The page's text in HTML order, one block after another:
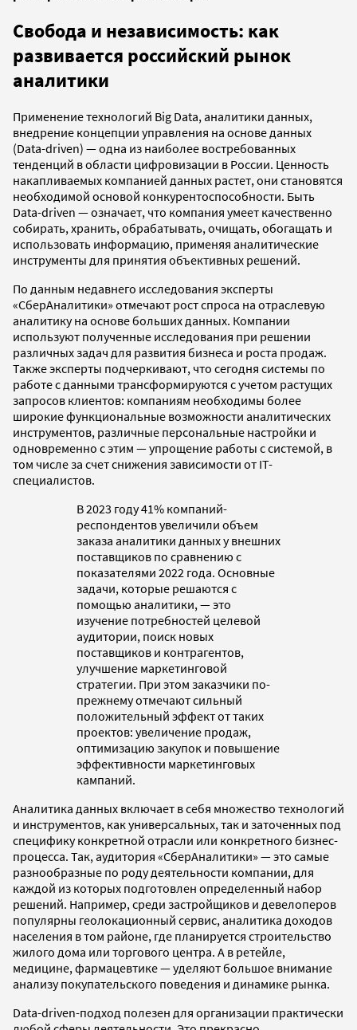
Свобода и независимость: как
развивается российский рынок
аналитики
Применение технологий Big Data, аналитики данных,
внедрение концепции управления на основе данных
(Data-driven) — одна из наиболее востребованных
тенденций в области цифровизации в России. Ценность
накапливаемых компанией данных растет, они становятся
необходимой основой конкурентоспособности. Быть
Data-driven — означает, что компания умеет качественно
собирать, хранить, обрабатывать, очищать, обогащать и
использовать информацию, применяя аналитические
инструменты для принятия объективных решений.
По данным недавнего исследования эксперты
«СберАналитики» отмечают рост спроса на отраслевую
аналитику на основе больших данных. Компании
используют полученные исследования при решении
различных задач для развития бизнеса и роста продаж.
Также эксперты подчеркивают, что сегодня системы по
работе с данными трансформируются с учетом растущих
запросов клиентов: компаниям необходимы более
широкие функциональные возможности аналитических
инструментов, различные персональные настройки и
одновременно с этим — упрощение работы с системой, в
том числе за счет снижения зависимости от IТ-
специалистов.
В 2023 году 41% компаний-
респондентов увеличили объем
заказа аналитики данных у внешних
поставщиков по сравнению с
показателями 2022 года. Основные
задачи, которые решаются с
помощью аналитики, — это
изучение потребностей целевой
аудитории, поиск новых
поставщиков и контрагентов,
улучшение маркетинговой
стратегии. При этом заказчики по-
прежнему отмечают сильный
положительный эффект от таких
проектов: увеличение продаж,
оптимизацию закупок и повышение
эффективности маркетинговых
кампаний.
Аналитика данных включает в себя множество технологий
и инструментов, как универсальных, так и заточенных под
специфику конкретной отрасли или конкретного бизнес-
процесса. Так, аудитория «СберАналитики» — это самые
разнообразные по роду деятельности компании, для
каждой из которых подготовлен определенный набор
решений. Например, среди застройщиков и девелоперов
популярны геолокационный сервис, аналитика доходов
населения в том районе, где планируется строительство
жилого дома или торгового центра. А в ретейле,
медицине, фармацевтике — уделяют большое внимание
анализу покупательского поведения и динамике рынка.
Data-driven-подход полезен для организации практически